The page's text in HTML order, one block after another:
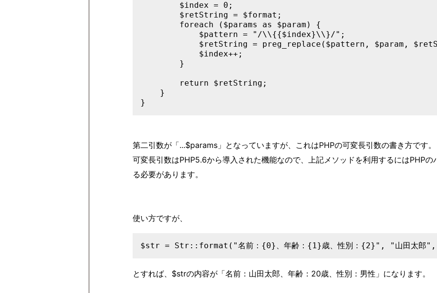
$index = 0;
$retString = $format;
foreach ($params as $param) {
$pattern = "/\\{{$index}\\}/";
$retString = preg_replace($pattern, $param,
$index++;
}
return $retString;
}
}
第二引数が「...$params」となっていますが、これはPHPの可変長引数の書き方です。
可変長引数はPHP5.6から導入された機能なので、上記メソッドを利用するにはPHP
る必要があります。
使い方ですが、
とすれば、$strの内容が「名前：山田太郎、年齢：20歳、性別：男性」になります。